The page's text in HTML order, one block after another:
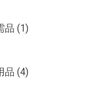
品 (1)
品 (4)